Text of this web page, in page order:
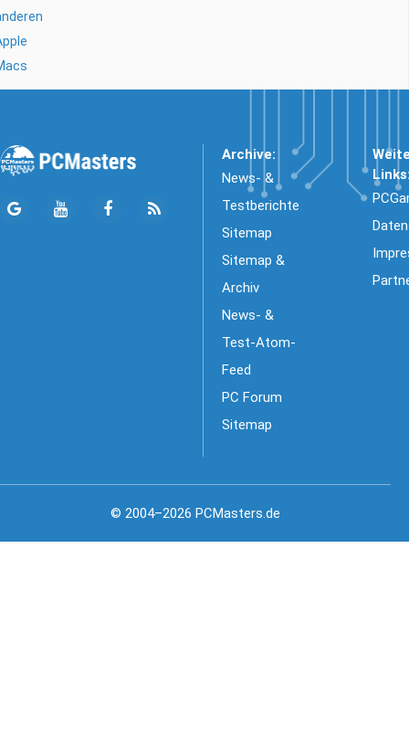
Archive:
News- &
Testberichte
Sitemap
Sitemap &
Archiv
News- &
Test-Atom-
Feed
PC Forum
Sitemap
© 2004–2026 PCMasters.de